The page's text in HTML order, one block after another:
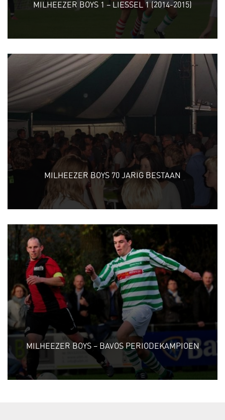
MILHEEZER BOYS 1 – LIESSEL 1 (2014-2015)
MILHEEZER BOYS 70 JARIG BESTAAN
MILHEEZER BOYS – BAVOS PERIODEKAMPIOEN